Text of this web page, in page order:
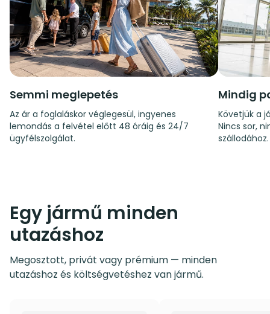
Semmi meglepetés
Az ár a foglaláskor véglegesül, ingyenes
lemondás a felvétel előtt 48 óráig és 24/7
ügyfélszolgálat.
Mindig
Követjük a
Nincs sor,
szállodához.
Egy jármű minden
utazáshoz
Megosztott, privát vagy prémium — minden
utazáshoz és költségvetéshez van jármű.